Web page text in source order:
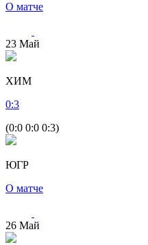
О матче
23 Май
ХИМ
0:3
(0:0 0:0 0:3)
ЮГР
О матче
26 Май